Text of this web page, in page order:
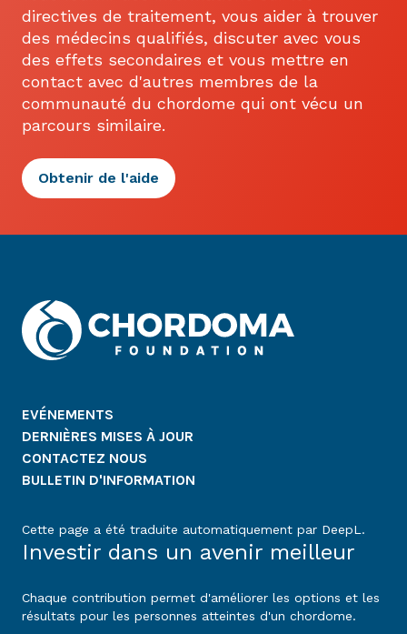
directives de traitement, vous aider à trouver
des médecins qualifiés, discuter avec vous
des effets secondaires et vous mettre en
contact avec d'autres membres de la
communauté du chordome qui ont vécu un
parcours similaire.
Obtenir de l'aide
EVÉNEMENTS
DERNIÈRES MISES À JOUR
CONTACTEZ NOUS
BULLETIN D'INFORMATION
Cette page a été traduite automatiquement par DeepL.
Investir dans un avenir meilleur
Chaque contribution permet d'améliorer les options et les
résultats pour les personnes atteintes d'un chordome.